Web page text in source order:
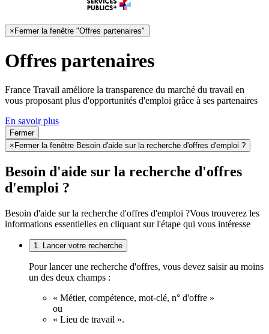
×Fermer la fenêtre "Offres partenaires"
Offres partenaires
France Travail améliore la transparence du marché du travail en
vous proposant plus d'opportunités d'emploi grâce à ses partenaires
En savoir plus
Fermer
× Fermer la fenêtre Besoin d'aide sur la recherche d'offres d'emploi ?
Besoin d'aide sur la recherche d'offres
d'emploi ?
Besoin d'aide sur la recherche d'offres d'emploi ?Vous trouverez les
informations essentielles en cliquant sur l'étape qui vous intéresse
1. Lancer votre recherche
Pour lancer une recherche d'offres, vous devez saisir au moins
un des deux champs :
« Métier, compétence, mot-clé, n° d'offre »
ou
« Lieu de travail ».